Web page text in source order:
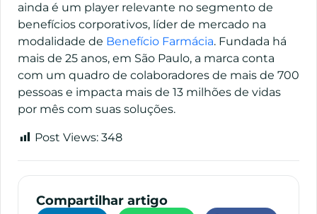
ainda é um player relevante no segmento de
benefícios corporativos, líder de mercado na
modalidade de Benefício Farmácia. Fundada há
mais de 25 anos, em São Paulo, a marca conta
com um quadro de colaboradores de mais de 700
pessoas e impacta mais de 13 milhões de vidas
por mês com suas soluções.
Post Views: 348
Compartilhar artigo